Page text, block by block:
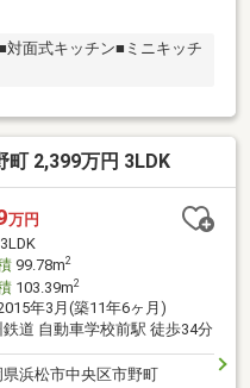
面式キッチン■ミニキッチ
町 2,399万円 3LDK
万円
3LDK
99.78m2
103.39m2
年3月(築11年6ヶ月)
鉄道 自動車学校前駅 徒歩34分
県浜松市中央区市野町